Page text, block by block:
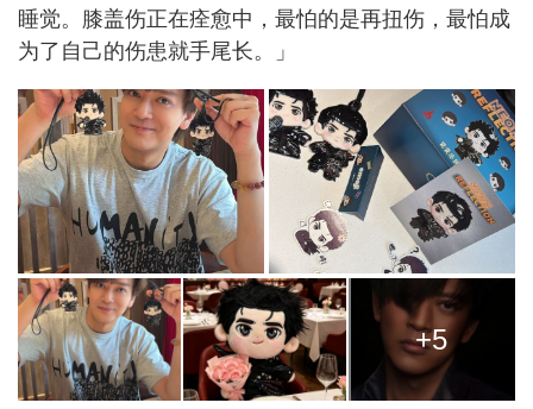
睡觉。膝盖伤正在痊愈中，最怕的是再扭伤，最怕成
为了自己的伤患就手尾长。」
+5